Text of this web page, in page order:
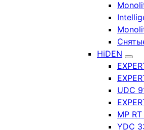
HiDEN
UDC
MP RT
YDC